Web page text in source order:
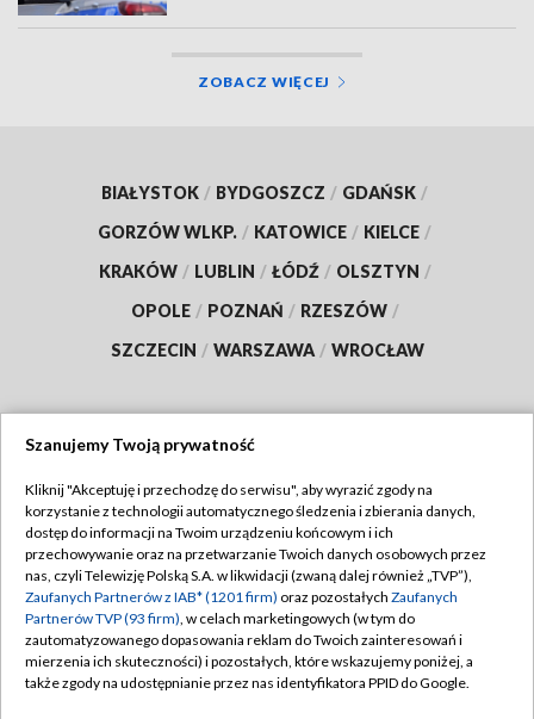
ZOBACZ WIĘCEJ
BIAŁYSTOK / BYDGOSZCZ / GDAŃSK /
GORZÓW WLKP. / KATOWICE / KIELCE /
KRAKÓW / LUBLIN / ŁÓDŹ / OLSZTYN /
OPOLE / POZNAŃ / RZESZÓW /
SZCZECIN / WARSZAWA / WROCŁAW
TVP
Abonament TVP
Emisja w TVP
Centrum informacji TVP
Naziemna Telewizja Cyfrowa
Regulamin TVP
Polityka prywatności
Moje zgody
Pomoc
Szanujemy Twoją prywatność
Kliknij "Akceptuję i przechodzę do serwisu", aby wyrazić zgody na
korzystanie z technologii automatycznego śledzenia i zbierania danych,
dostęp do informacji na Twoim urządzeniu końcowym i ich
przechowywanie oraz na przetwarzanie Twoich danych osobowych przez
nas, czyli Telewizję Polską S.A. w likwidacji (zwaną dalej również „TVP”),
Zaufanych Partnerów z IAB* (1201 firm) oraz pozostałych Zaufanych
Partnerów TVP (93 firm), w celach marketingowych (w tym do
zautomatyzowanego dopasowania reklam do Twoich zainteresowań i
mierzenia ich skuteczności) i pozostałych, które wskazujemy poniżej, a
także zgody na udostępnianie przez nas identyfikatora PPID do Google.